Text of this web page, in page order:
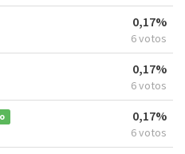
0,17%
6 votos
0,17%
6 votos
0,17%
6 votos